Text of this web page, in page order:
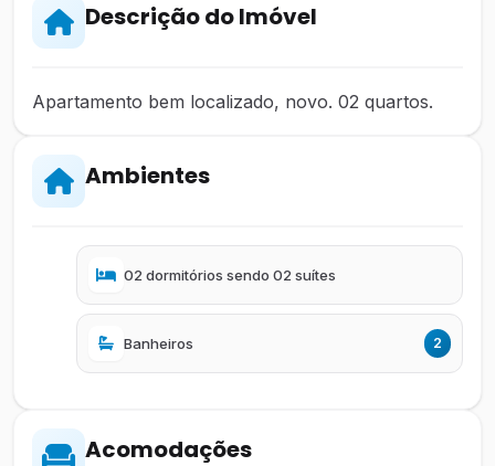
Descrição do Imóvel
Apartamento bem localizado, novo. 02 quartos.
Ambientes
02 dormitórios sendo 02 suítes
Banheiros 2
Acomodações